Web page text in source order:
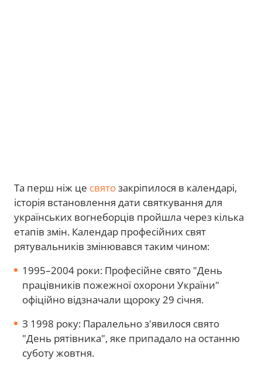
Та перш ніж це святозакріпилося в календарі,
історія встановлення дати святкування для
українських вогнеборців пройшла через кілька
етапів змін. Календар професійних свят
рятувальників змінювався таким чином:
1995–2004 роки: Професійне свято "День
працівників пожежної охорони України"
офіційно відзначали щороку 29 січня.
З 1998 року: Паралельно з'явилося свято
"День рятівника", яке припадало на останню
суботу жовтня.